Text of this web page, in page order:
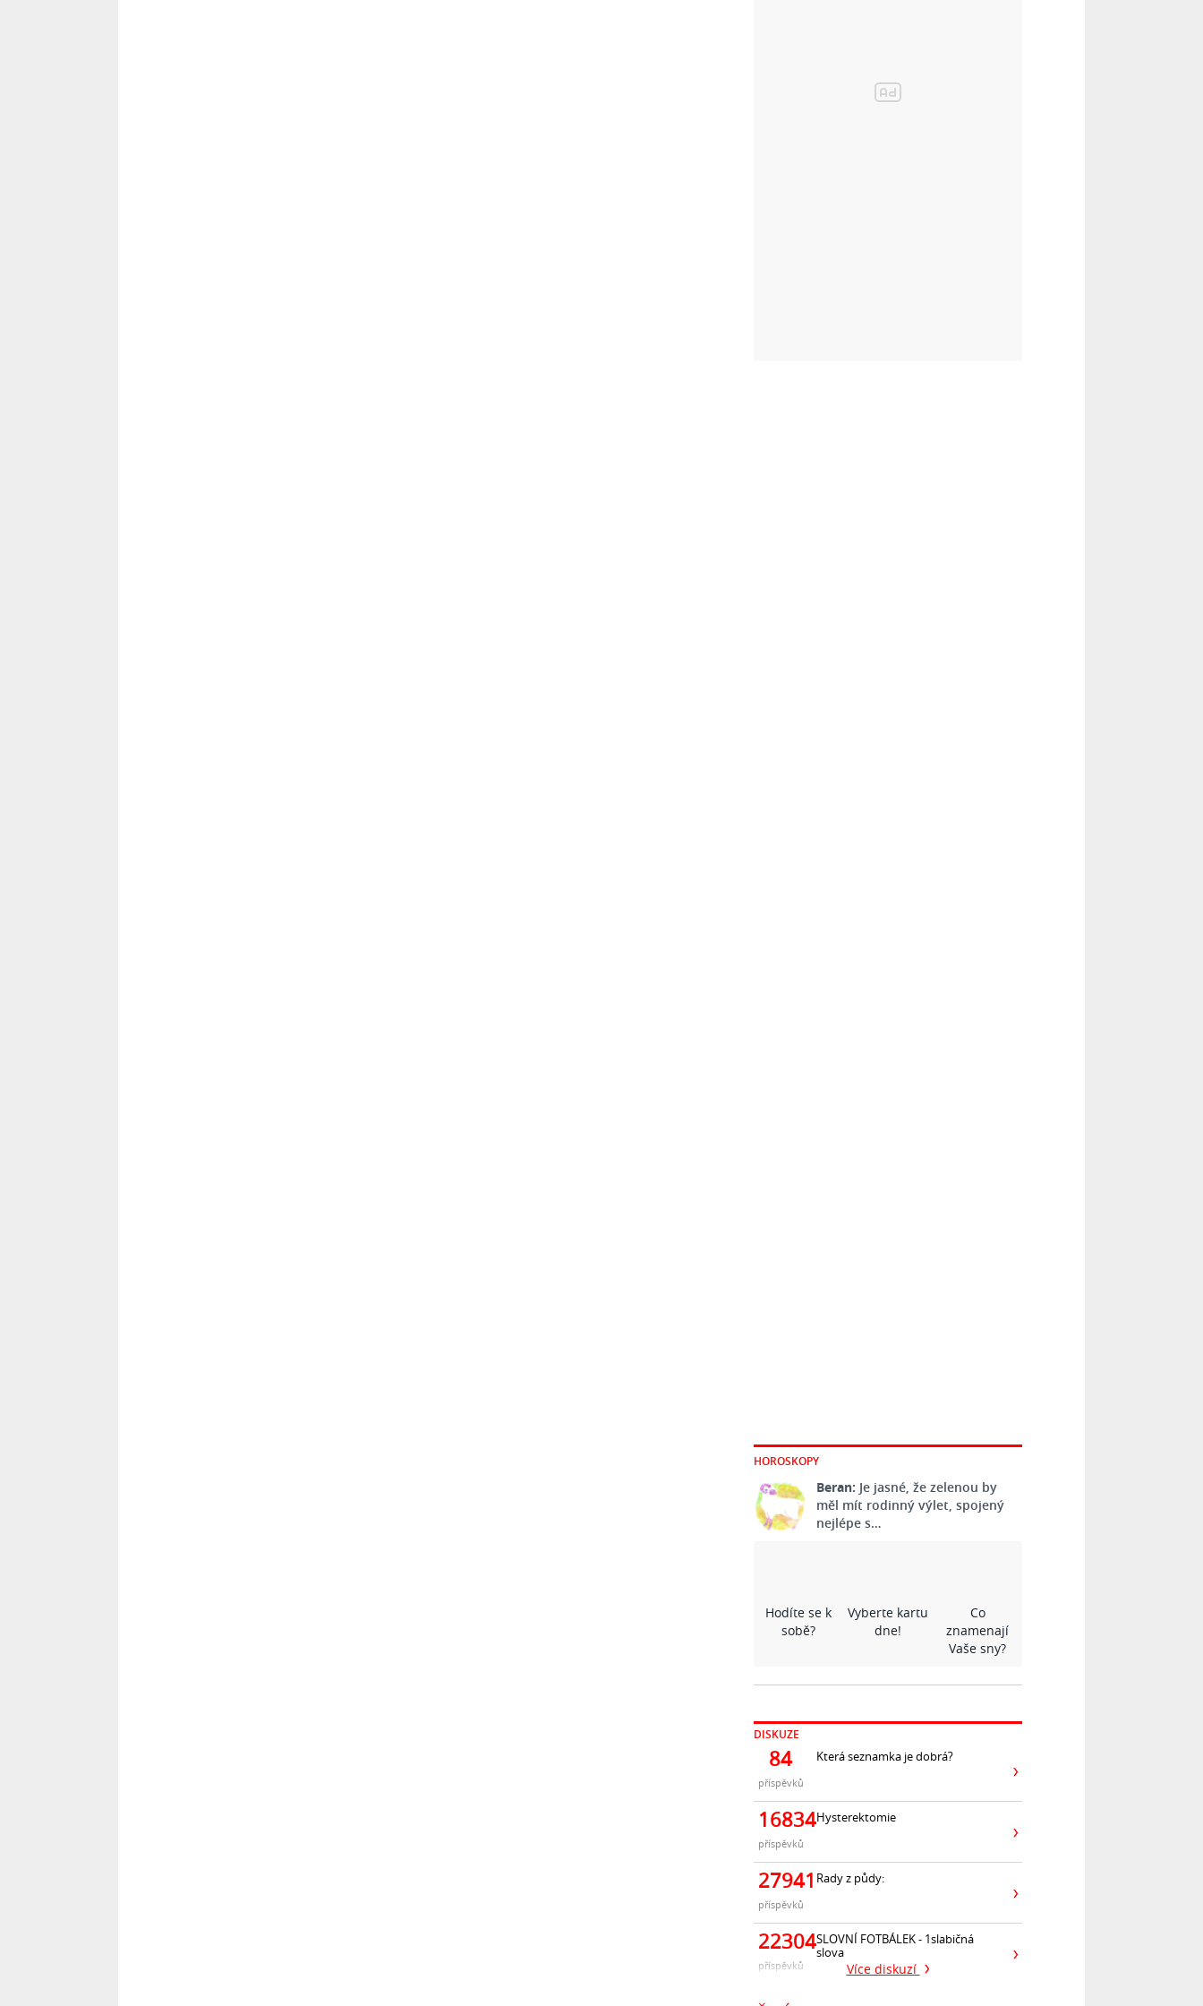
HOROSKOPY
Beran: Je jasné, že zelenou by
měl mít rodinný výlet, spojený
nejlépe s…
Hodíte se k
sobě?
Vyberte kartu
dne!
Co
znamenají
Vaše sny?
DISKUZE
84
příspěvků
Která seznamka je dobrá?
16834
příspěvků
Hysterektomie
27941
příspěvků
Rady z půdy:
22304
příspěvků
SLOVNÍ FOTBÁLEK - 1slabičná
slova
Více diskuzí